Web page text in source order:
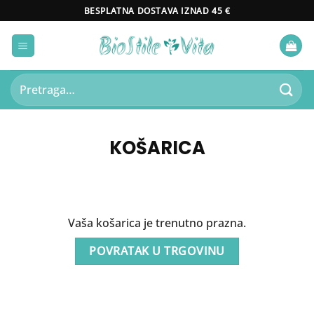
to
content
BESPLATNA DOSTAVA IZNAD 45 €
Pretraži:
KOŠARICA
Vaša košarica je trenutno prazna.
POVRATAK U TRGOVINU